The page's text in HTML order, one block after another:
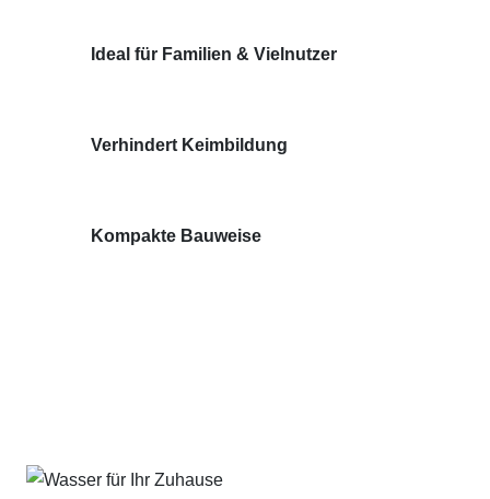
Ideal für Familien & Vielnutzer
Verhindert Keimbildung
Kompakte Bauweise